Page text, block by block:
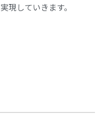
現していきます。